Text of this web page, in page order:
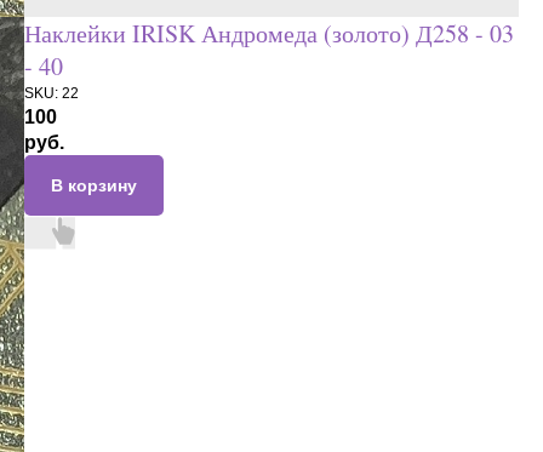
Наклейки IRISK Андромеда (золото) Д258 - 03
- 40
SKU: 22
100
руб.
В корзину